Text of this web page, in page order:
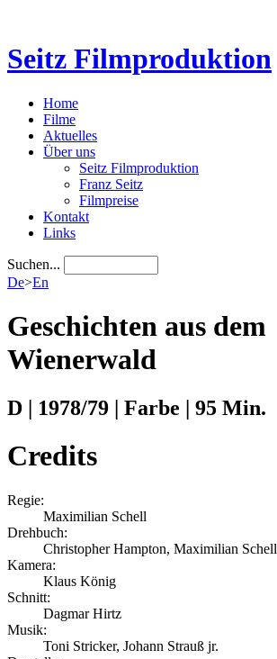
Seitz Filmproduktion
Home
Filme
Aktuelles
Über uns
Seitz Filmproduktion
Franz Seitz
Filmpreise
Kontakt
Links
Suchen...
De>En
Geschichten aus dem
Wienerwald
D | 1978/79 | Farbe | 95 Min.
Credits
Regie:
Maximilian Schell
Drehbuch:
Christopher Hampton, Maximilian Schell
Kamera:
Klaus König
Schnitt:
Dagmar Hirtz
Musik:
Toni Stricker, Johann Strauß jr.